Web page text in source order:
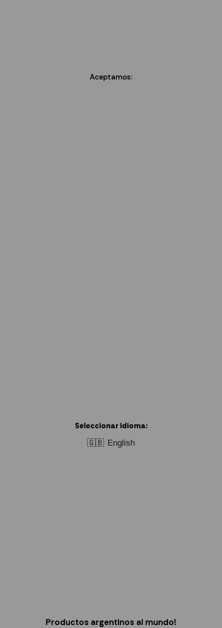
Aceptamos:
Seleccionar idioma:
🇬🇧 English
Productos argentinos al mundo!